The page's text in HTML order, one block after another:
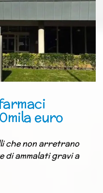
euro
che non arretrano
di ammalati gravi a